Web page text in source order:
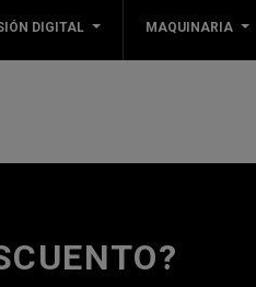
DIGITAL MAQUINARIA